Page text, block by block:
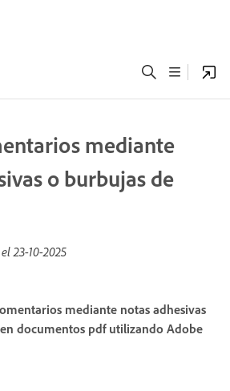
mediante
o burbujas de
el23-10-2025
mediante notas adhesivas
documentos pdf utilizando Adobe